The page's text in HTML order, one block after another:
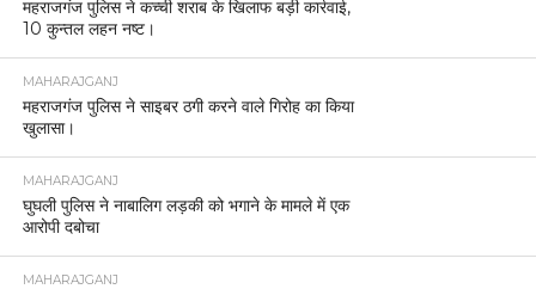
महराजगंज पुलिस ने कच्ची शराब के खिलाफ बड़ी कार्रवाई,
10 कुन्तल लहन नष्ट।
MAHARAJGANJ
महराजगंज पुलिस ने साइबर ठगी करने वाले गिरोह का किया
खुलासा।
MAHARAJGANJ
घुघली पुलिस ने नाबालिग लड़की को भगाने के मामले में एक
आरोपी दबोचा
MAHARAJGANJ